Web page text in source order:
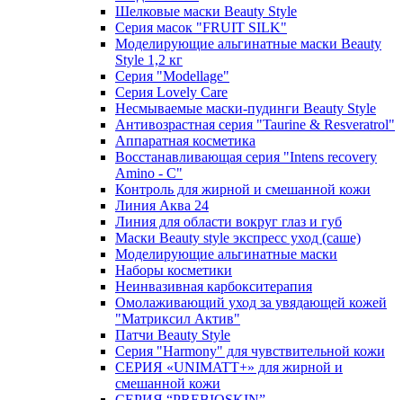
Шелковые маски Beauty Style
Серия масок "FRUIT SILK"
Моделирующие альгинатные маски Beauty
Style 1,2 кг
Серия "Modellage"
Cерия Lovely Care
Несмываемые маски-пудинги Beauty Style
Антивозрастная серия "Taurine & Resveratrol"
Аппаратная косметика
Восстанавливающая серия "Intens recovery
Amino - C"
Контроль для жирной и смешанной кожи
Линия Аква 24
Линия для области вокруг глаз и губ
Маски Beauty style экспресс уход (саше)
Моделирующие альгинатные маски
Наборы косметики
Неинвазивная карбокситерапия
Омолаживающий уход за увядающей кожей
"Матриксил Актив"
Патчи Beauty Style
Серия "Harmony" для чувствительной кожи
СЕРИЯ «UNIMATT+» для жирной и
смешанной кожи